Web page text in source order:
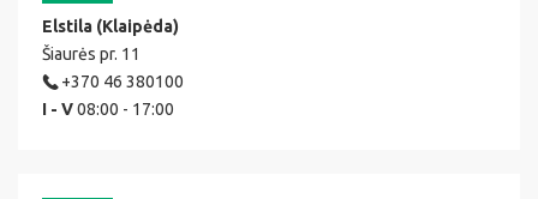
Elstila (Klaipėda)
Šiaurės pr. 11
+370 46 380100
I - V08:00 - 17:00